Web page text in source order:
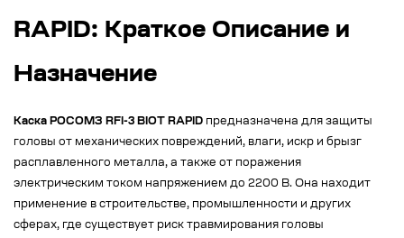
RAPID: Краткое Описание и
Назначение
Каска РОСОМЗ RFI-3 BIOT RAPID предназначена для защиты
головы от механических повреждений, влаги, искр и брызг
расплавленного металла, а также от поражения
электрическим током напряжением до 2200 В. Она находит
применение в строительстве, промышленности и других
сферах, где существует риск травмирования головы